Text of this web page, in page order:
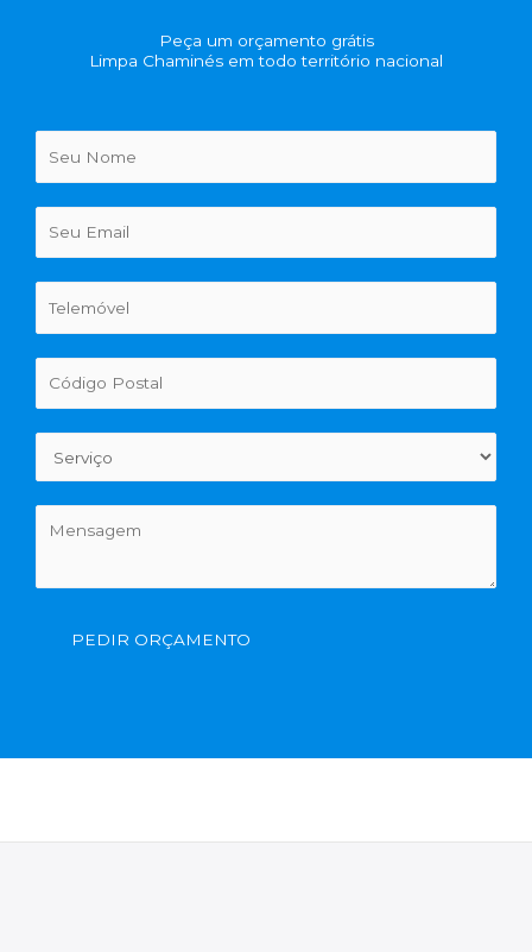
Peça um orçamento grátis
Limpa Chaminés em todo território nacional
PEDIR ORÇAMENTO